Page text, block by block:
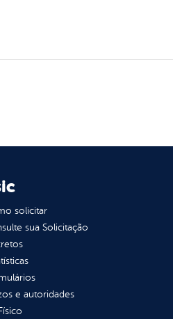
solicitar
sua Solicitação
e autoridades